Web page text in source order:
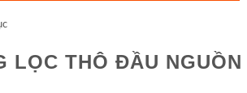
LỌC THÔ ĐẦU NGUỒN